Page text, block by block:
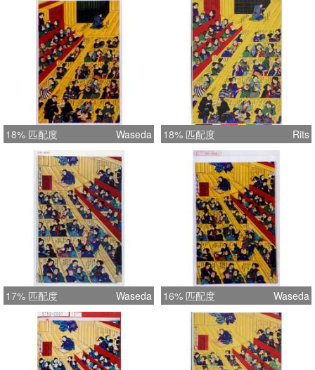
18% 匹配度 Waseda 18% 匹配度 Rits
17% 匹配度 Waseda 16% 匹配度 Waseda